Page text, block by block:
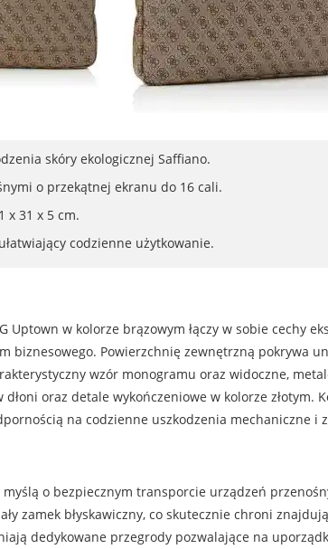
skóry ekologicznej Saffiano.
o przekątnej ekranu do 16 cali.
x 31 x 5 cm.
codzienne użytkowanie.
Uptown w kolorze brązowym łączy w sobie cechy
biznesowego. Powierzchnię zewnętrzną pokrywa
wzór monogramu oraz widoczne,
oraz detale wykończeniowe w kolorze złotym.
na codzienne uszkodzenia mechaniczne i
myślą o bezpiecznym transporcie urządzeń
zamek błyskawiczny, co skutecznie chroni
dedykowane przegrody pozwalające na